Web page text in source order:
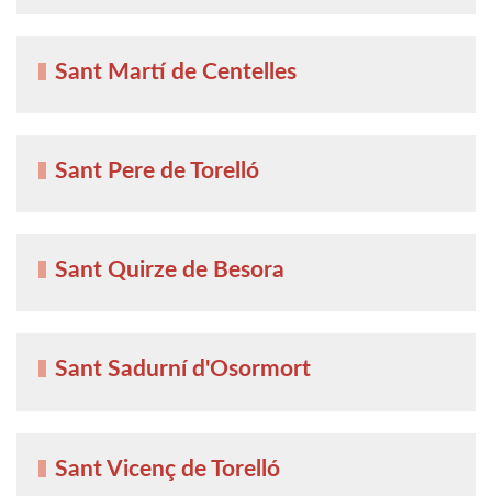
Sant Martí de Centelles
Sant Pere de Torelló
Sant Quirze de Besora
Sant Sadurní d'Osormort
Sant Vicenç de Torelló